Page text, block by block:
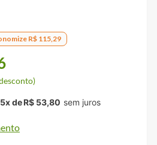
R$ 115,29
5x deR$ 53,80